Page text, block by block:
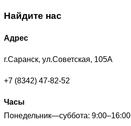
Найдите нас
Адрес
г.Саранск, ул.Советская, 105А
+7 (8342) 47-82-52
Часы
Понедельник—суббота: 9:00–16:00